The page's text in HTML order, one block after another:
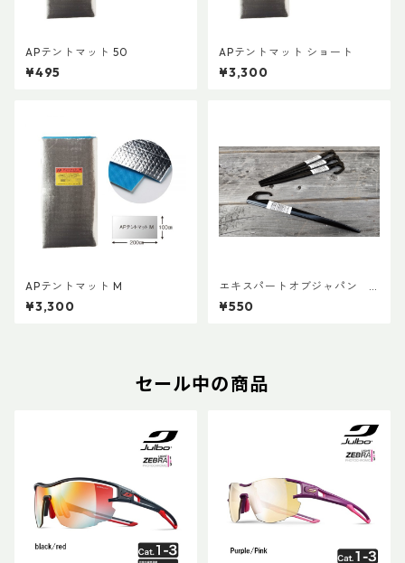
APテントマット 50
¥495
APテントマット ショート
¥3,300
APテントマット M
¥3,300
エキスパートオブジャパン
クロモリピンペグM
¥550
セール中の商品